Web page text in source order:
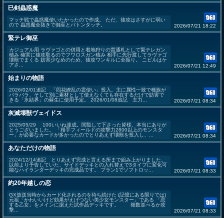
巳剣蟲惑魔
マッチ戦で蟲惑魔使いたかったので作成。 ただ、後攻はさすがに弱い
ので 蟲惑魔全抜きで御巫とバトンタッチ。
2026/07/21 18:22
緊テレ御巫
カジュアル用 ラヴァゴとの併用と着地狩りの貫通札として緊テレガン
積み 確実に後攻取るのでフワロスガン積み 相手に先行渡してラヴァゴ
壊獣でまくる 妨害少なめのため、後攻ワンキルに全振り。 ニビルはケ
アさ...
2026/07/21 12:49
始まりの物語
2026/02/01追記 「四花繚乱の霊使い」投入。主に属性一致で種族が
バラバラ、そして別に素材として使えなくても存在するだけで妨害で
きる「氷結界」の蘇生に使用予定。 2026/01/08追記 主力...
2026/07/21 08:34
灰滅壊獣ヴェイドス
2025/05/29 100いいね達成。閲覧して下さった皆様、本当にありが
とうございました。 「相手フィールドの攻撃力2800以上のモンスタ
ー」が必要なカードが多かったのでとりあえず壊獣を投入し、...
2026/07/21 08:34
あなただけの物語
2024/12/14追記 とりあえず完成と言える所まで組み上がりました。
以前より予告していた、サイドデッキとの入れ替えで3タイプに変化可
能なハイランダーデッキの完成品です。 プラン1でソフトロッ...
2026/07/21 08:33
約20年越しの恋
GX放送当時からカード化されるのを待ち続けた (記憶にある限りでは)
元祖「かわいいけど効果がえげつない美少女モンスター」である 「恋
する乙女」をメインに据えた試作品デッキです。 複数並べるか攻
撃...
2026/07/21 08:33